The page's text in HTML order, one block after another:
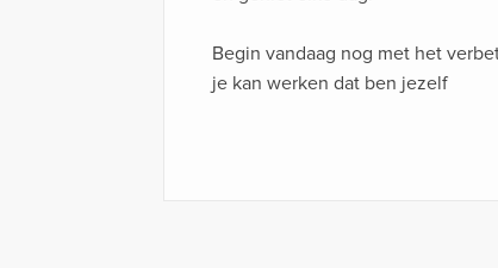
Begin vandaag nog met het
je kan werken dat ben jezelf